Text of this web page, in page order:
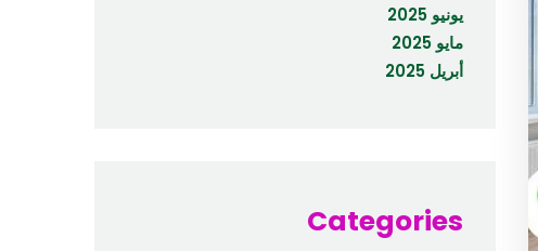
يونيو 2025
مايو 2025
أبريل 2025
Categories